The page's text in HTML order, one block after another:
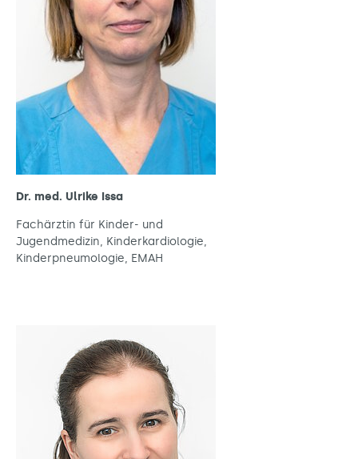
Dr. med. Ulrike Issa
Fachärztin für Kinder- und
Jugendmedizin, Kinderkardiologie,
Kinderpneumologie, EMAH